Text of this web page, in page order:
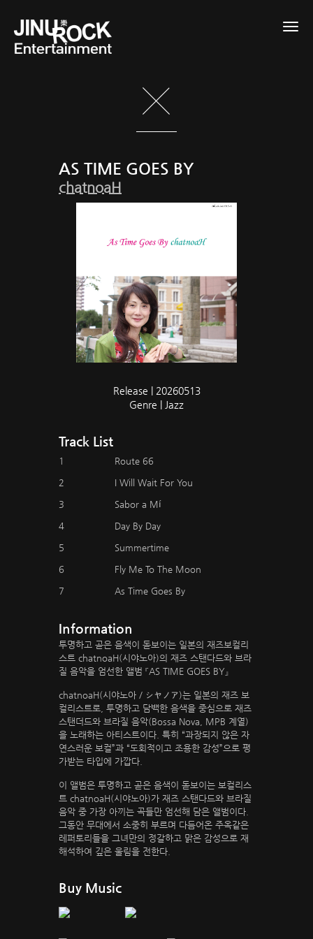
AS TIME GOES BY
chatnoaH
Release | 20260513
Genre | Jazz
Track List
1 Route 66
2 I Will Wait For You
3 Sabor a Mí
4 Day By Day
5 Summertime
6 Fly Me To The Moon
7 As Time Goes By
Information
투명하고 곧은 음색이 돋보이는 일본의 재즈보컬리
스트 chatnoaH(시야노아)의 재즈 스탠다드와 브라
질 음악을 엄선한 앨범 『AS TIME GOES BY』
chatnoaH(시야노아 / シヤノア)는 일본의 재즈 보
컬리스트로, 투명하고 담백한 음색을 중심으로 재즈
스탠더드와 브라질 음악(Bossa Nova, MPB 계열)
을 노래하는 아티스트이다. 특히 “과장되지 않은 자
연스러운 보컬”과 “도회적이고 조용한 감성”으로 평
가받는 타입에 가깝다.
이 앨범은 투명하고 곧은 음색이 돋보이는 보컬리스
트 chatnoaH(시야노아)가 재즈 스탠다드와 브라질
음악 중 가장 아끼는 곡들만 엄선해 담은 앨범이다.
그동안 무대에서 소중히 부르며 다듬어온 주옥같은
레퍼토리들을 그녀만의 정갈하고 맑은 감성으로 재
해석하여 깊은 울림을 전한다.
Buy Music